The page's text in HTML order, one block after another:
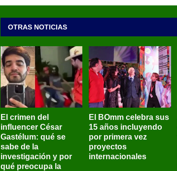
OTRAS NOTICIAS
El crimen del
influencer César
Gastélum: qué se
sabe de la
investigación y por
qué preocupa la
El BOmm celebra sus
15 años incluyendo
por primera vez
proyectos
internacionales